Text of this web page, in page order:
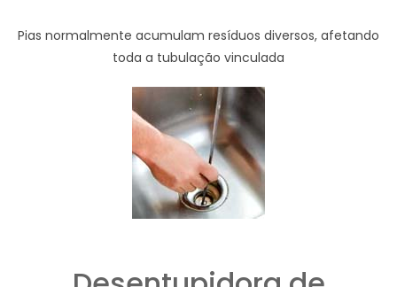
Pias normalmente acumulam resíduos diversos, afetando
toda a tubulação vinculada